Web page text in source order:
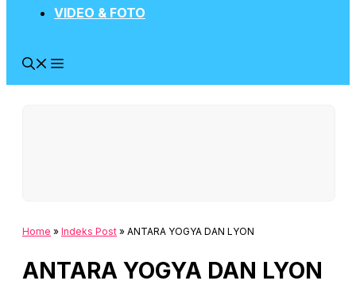
VIDEO & FOTO
Home » Indeks Post » ANTARA YOGYA DAN LYON
ANTARA YOGYA DAN LYON